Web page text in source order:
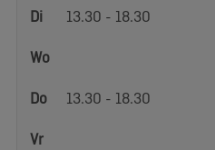
Di
13.30 - 18.30
Wo
Do
13.30 - 18.30
Vr